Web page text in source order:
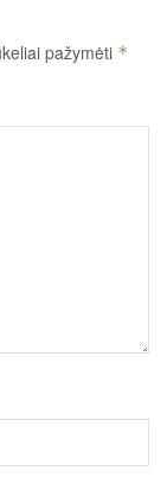
pažymėti *